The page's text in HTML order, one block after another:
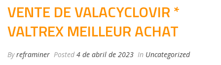
VENTE DE VALACYCLOVIR *
VALTREX MEILLEUR ACHAT
Byreframiner Posted 4 de abril de 2023 In Uncategorized